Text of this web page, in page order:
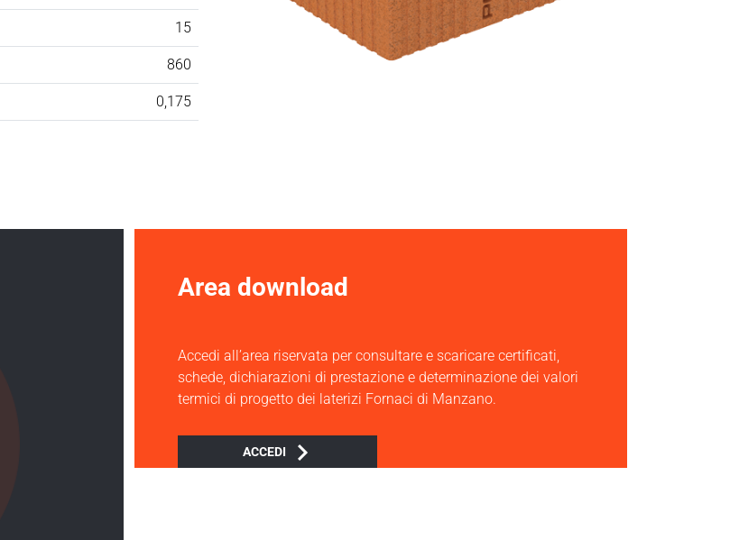
15
860
0,175
Area download
Accedi all’area riservata per consultare e scaricare certificati,
schede, dichiarazioni di prestazione e determinazione dei valori
termici di progetto dei laterizi Fornaci di Manzano.
ACCEDI